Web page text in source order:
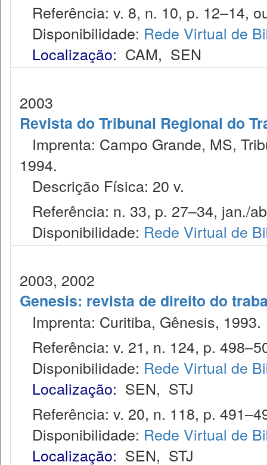
Referência: v. 8, n. 10, p. 12–14,
Disponibilidade: Rede Virtual de
Localização: CAM, SEN
2003
Revista do Tribunal Regional do
Imprenta: Campo Grande, MS,
1994.
Descrição Física: 20 v.
Referência: n. 33, p. 27–34, jan./
Disponibilidade: Rede Virtual de
2003, 2002
Genesis: revista de direito do
Imprenta: Curitiba, Gênesis, 1993.
Referência: v. 21, n. 124, p.
Disponibilidade: Rede Virtual de
Localização: SEN, STJ
Referência: v. 20, n. 118, p.
Disponibilidade: Rede Virtual de
Localização: SEN, STJ